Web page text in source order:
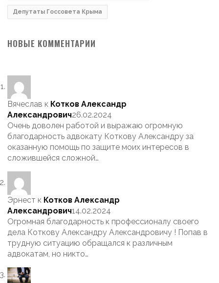
Депутаты Госсовета Крыма
НОВЫЕ КОММЕНТАРИИ
Вячеслав к Котков Александр
Александрович26.02.2024
Очень доволен работой и выражаю огромную
благодарность адвокату Коткову Александру за
оказанную помощь по защите моих интересов в
сложившейся сложной…
Эрнест к Котков Александр
Александрович14.02.2024
Огромная благодарность к профессионалу своего
дела Коткову Александру Александровичу ! Попав в
трудную ситуацию обращался к различным
адвокатам, но никто…